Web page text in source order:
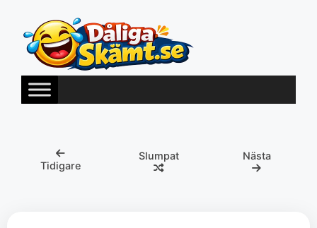
innehåll
Tidigare
Slumpat Nästa